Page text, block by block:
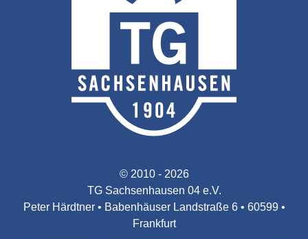
© 2010 - 2026
TG Sachsenhausen 04 e.V.
Peter Härdtner • Babenhäuser Landstraße 6 • 60599 •
Frankfurt